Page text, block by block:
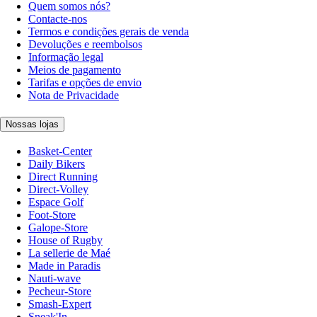
Quem somos nós?
Contacte-nos
Termos e condições gerais de venda
Devoluções e reembolsos
Informação legal
Meios de pagamento
Tarifas e opções de envio
Nota de Privacidade
Nossas lojas
Basket-Center
Daily Bikers
Direct Running
Direct-Volley
Espace Golf
Foot-Store
Galope-Store
House of Rugby
La sellerie de Maé
Made in Paradis
Nauti-wave
Pecheur-Store
Smash-Expert